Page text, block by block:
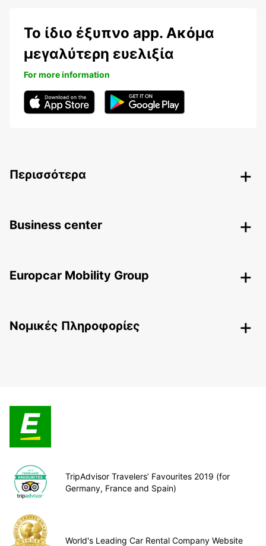
Το ίδιο έξυπνο app. Ακόμα
μεγαλύτερη ευελιξία
For more information
Περισσότερα
Business center
Europcar Mobility Group
Nομικές Πληροφορίες
TripAdvisor Travelers’ Favourites 2019 (for
Germany, France and Spain)
World's Leading Car Rental Company Website